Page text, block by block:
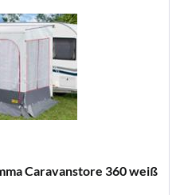
Caravanstore 360 weiß